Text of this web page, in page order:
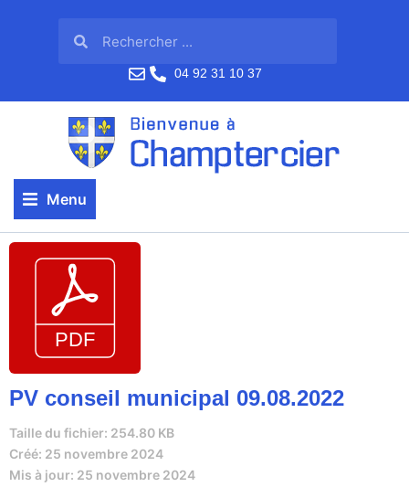
04 92 31 10 37
Menu
PV conseil municipal 09.08.2022
Taille du fichier: 254.80 KB
Créé: 25 novembre 2024
Mis à jour: 25 novembre 2024